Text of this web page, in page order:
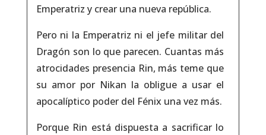
Emperatriz y crear una nueva república.
Pero ni la Emperatriz ni el jefe militar del
Dragón son lo que parecen. Cuantas más
atrocidades presencia Rin, más teme que
su amor por Nikan la obligue a usar el
apocalíptico poder del Fénix una vez más.
Porque Rin está dispuesta a sacrificar lo